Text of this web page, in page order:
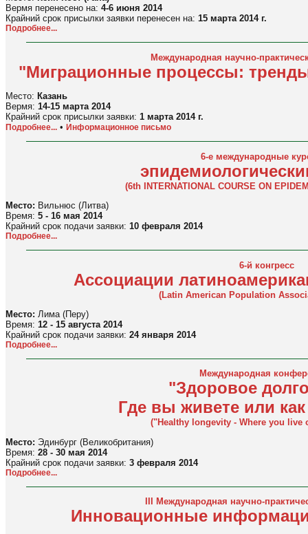
Вермя перенесено на: 4-6 июня 2014
Крайний срок присылки заявки перенесен на: 15 марта 2014 г.
Подробнее...
Международная научно-
"Миграционные процессы:
Место: Казань
Вермя: 14-15 марта 2014
Крайний срок присылки заявки: 1 марта 2014 г.
Подробнее... • Информационное письмо
6-е международные
эпидемио
(6th INTERNATIONAL COURSE ON
Место: Вильнюс (Литва)
Время: 5 - 16 мая 2014
Крайний срок подачи заявки: 10 февраля 2014
Подробнее...
6-й конгресс
Ассоциации
(Latin American Population
Место: Лима (Перу)
Время: 12 - 15 августа 2014
Крайний срок подачи заявки: 24 января 2014
Подробнее...
Международная
"Здоровое
Где вы живете или
("Healthy longevity - Where you live
Место: Эдинбург (Великобритания)
Время: 28 - 30 мая 2014
Крайний срок подачи заявки: 3 февраля 2014
Подробнее...
III Международная научно-
Инновационные